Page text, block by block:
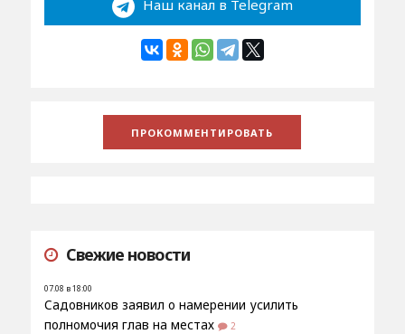
Наш канал в Telegram
Свежие новости
07.08 в 18:00
Садовников заявил о намерении усилить
полномочия глав на местах
2